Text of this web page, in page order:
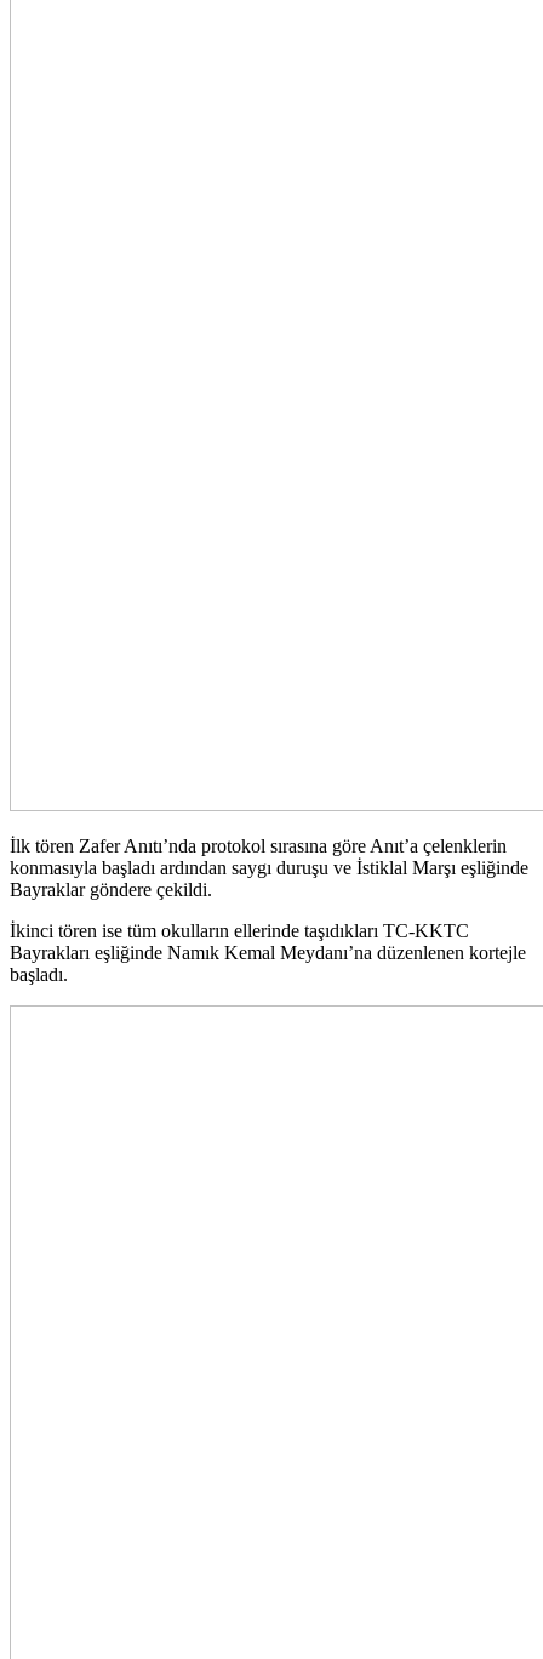
İlk tören Zafer Anıtı’nda protokol sırasına göre Anıt’a çelenklerin
konmasıyla başladı ardından saygı duruşu ve İstiklal Marşı eşliğinde
Bayraklar göndere çekildi.
İkinci tören ise tüm okulların ellerinde taşıdıkları TC-KKTC
Bayrakları eşliğinde Namık Kemal Meydanı’na düzenlenen kortejle
başladı.